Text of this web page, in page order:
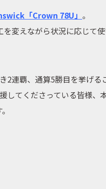
「Crown 78U」 。
変えながら状況に応じて使
連覇、通算5勝目を挙げる
てくださっている皆様、